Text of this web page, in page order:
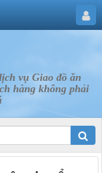
vụ Giao đồ ăn
hàng không phải